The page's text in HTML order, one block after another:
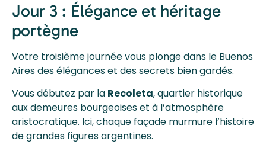
Jour 3 : Élégance et héritage
portègne
Votre troisième journée vous plonge dans le Buenos
Aires des élégances et des secrets bien gardés.
Vous débutez par la Recoleta, quartier historique
aux demeures bourgeoises et à l’atmosphère
aristocratique. Ici, chaque façade murmure l’histoire
de grandes figures argentines.